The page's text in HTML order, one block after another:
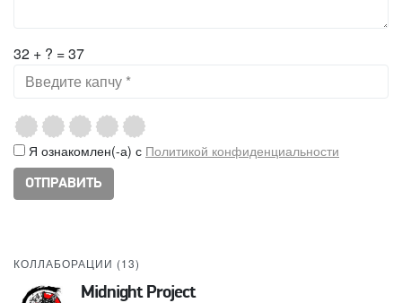
32 + ? = 37
Я ознакомлен(-а) с Политикой конфиденциальности
КОЛЛАБОРАЦИИ (13)
Midnight Project